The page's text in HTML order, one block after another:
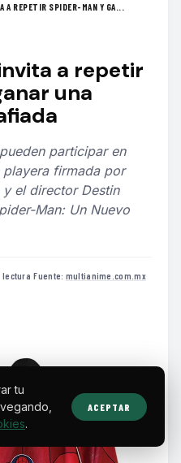
A REPETIR SPIDER-MAN Y GA...
a repetir
una
participar en
firmada por
y el director Destin
Man: Un Nuevo
lectura·Fuente: multianime.com.mx
tu
.
ACEPTAR